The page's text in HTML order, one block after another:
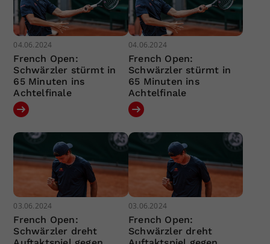
04.06.2024
French Open:
Schwärzler stürmt in
65 Minuten ins
Achtelfinale
04.06.2024
French Open:
Schwärzler stürmt in
65 Minuten ins
Achtelfinale
03.06.2024
French Open:
Schwärzler dreht
03.06.2024
French Open:
Schwärzler dreht